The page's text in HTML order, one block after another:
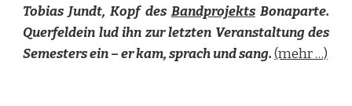
Tobias Jundt, Kopf des BandprojektsBonaparte.
Querfeldein lud ihn zur letzten Veranstaltung des
Semesters ein – er kam, sprach und sang.(mehr …)